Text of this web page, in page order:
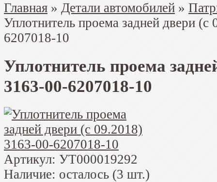
Главная » Детали автомобилей »
Уплотнитель проема задней двери
6207018-10
Уплотнитель проема
3163-00-6207018-10
Артикул: УТ000019292
Наличие: осталось (3 шт.)